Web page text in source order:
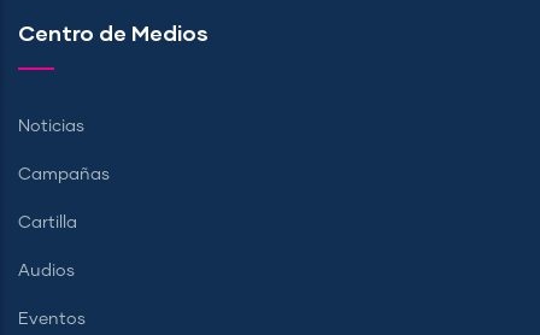
Centro de Medios
Noticias
Campañas
Cartilla
Audios
Eventos